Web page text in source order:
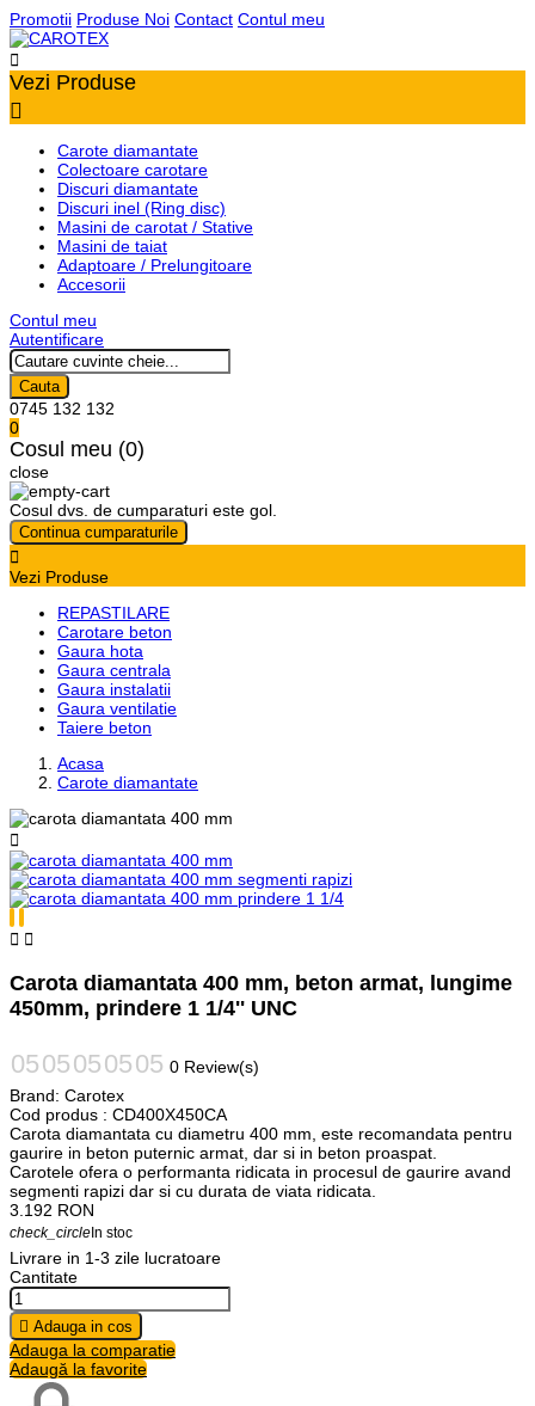
Promotii Produse Noi Contact Contul meu

Vezi Produse

Carote diamantate
Colectoare carotare
Discuri diamantate
Discuri inel (Ring disc)
Masini de carotat / Stative
Masini de taiat
Adaptoare / Prelungitoare
Accesorii
Contul meu
Autentificare
Cauta
0745 132 132
0
Cosul meu (0)
close
Cosul dvs. de cumparaturi este gol.
Continua cumparaturile

Vezi Produse
REPASTILARE
Carotare beton
Gaura hota
Gaura centrala
Gaura instalatii
Gaura ventilatie
Taiere beton
Acasa
Carote diamantate

 
Carota diamantata 400 mm, beton armat, lungime
450mm, prindere 1 1/4'' UNC
0 Review(s)
Brand: Carotex
Cod produs : CD400X450CA
Carota diamantata cu diametru 400 mm, este recomandata pentru
gaurire in beton puternic armat, dar si in beton proaspat.
Carotele ofera o performanta ridicata in procesul de gaurire avand
segmenti rapizi dar si cu durata de viata ridicata.
3.192 RON
check_circle In stoc
Livrare in 1-3 zile lucratoare
Cantitate
 Adauga in cos
Adauga la comparatie
Adaugă la favorite